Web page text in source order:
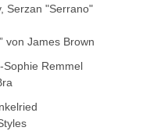
Serzan "Serrano"
von James Brown
Sophie Remmel